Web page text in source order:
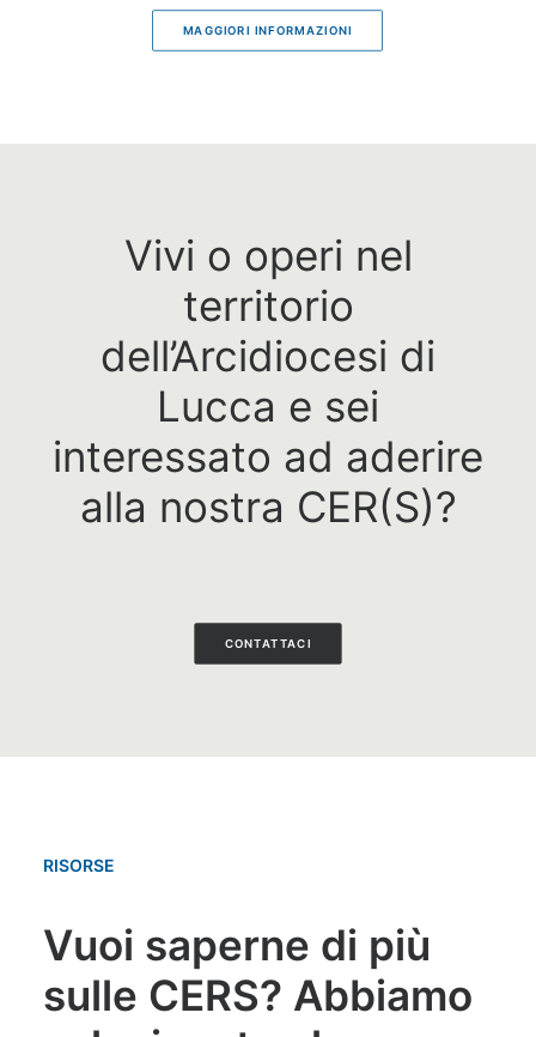
MAGGIORI INFORMAZIONI
Vivi o operi nel
territorio
dell’Arcidiocesi di
Lucca e sei
interessato ad aderire
alla nostra CER(S)?
CONTATTACI
RISORSE
Vuoi saperne di più
sulle CERS? Abbiamo